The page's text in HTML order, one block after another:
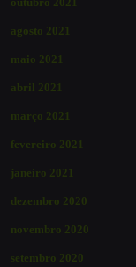
agosto 2021
maio 2021
abril 2021
março 2021
fevereiro 2021
janeiro 2021
dezembro 2020
novembro 2020
setembro 2020